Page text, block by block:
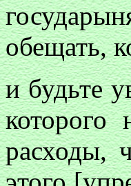
обещать,
и будьте
расходы,